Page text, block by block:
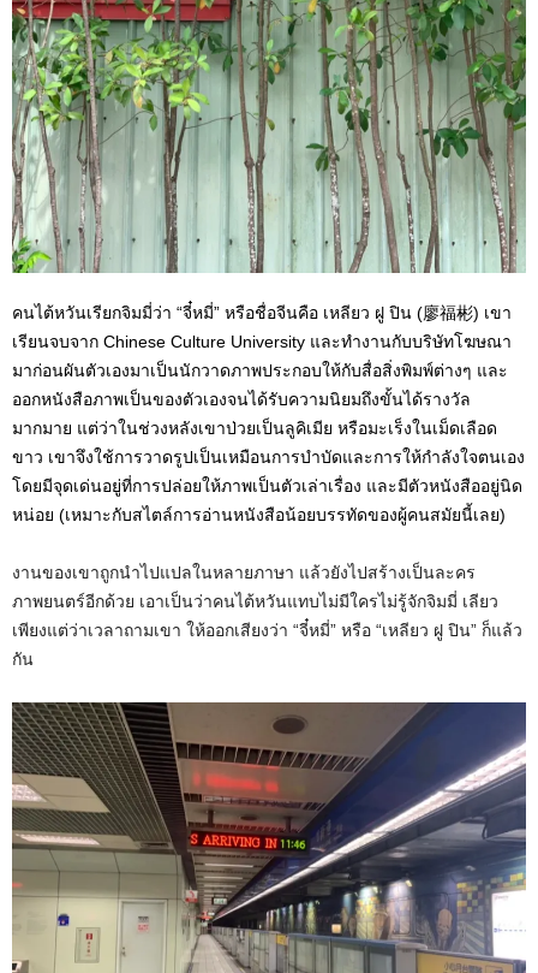
คนไต้หวันเรียกจิมมี่ว่า “จี๋หมี่” หรือชื่อจีนคือ เหลียว ฝู ปิน (廖福彬) เขา
เรียนจบจาก Chinese Culture University และทำงานกับบริษัทโฆษณา
มาก่อนผันตัวเองมาเป็นนักวาดภาพประกอบให้กับสื่อสิ่งพิมพ์ต่างๆ และ
ออกหนังสือภาพเป็นของตัวเองจนได้รับความนิยมถึงขั้นได้รางวัล
มากมาย แต่ว่าในช่วงหลังเขาป่วยเป็นลูคิเมีย หรือมะเร็งในเม็ดเลือด
ขาว เขาจึงใช้การวาดรูปเป็นเหมือนการบำบัดและการให้กำลังใจตนเอง
โดยมีจุดเด่นอยู่ที่การปล่อยให้ภาพเป็นตัวเล่าเรื่อง และมีตัวหนังสืออยู่นิด
หน่อย (เหมาะกับสไตล์การอ่านหนังสือน้อยบรรทัดของผู้คนสมัยนี้เลย)
งานของเขาถูกนำไปแปลในหลายภาษา แล้วยังไปสร้างเป็นละคร
ภาพยนตร์อีกด้วย เอาเป็นว่าคนไต้หวันแทบไม่มีใครไม่รู้จักจิมมี่ เลียว
เพียงแต่ว่าเวลาถามเขา ให้ออกเสียงว่า “จี๋หมี่” หรือ “เหลียว ฝู ปิน” ก็แล้ว
กัน